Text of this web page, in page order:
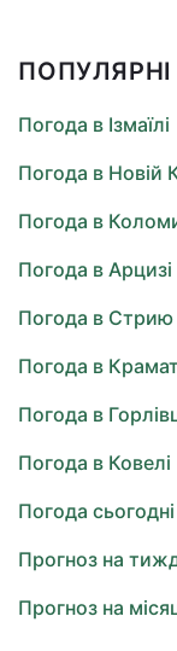
Погода в Ізмаїлі
Погода в Новій
Погода в
Погода в Арцизі
Погода в Стрию
Погода в
Погода в
Погода в Ковелі
Погода сьогодні
Прогноз на
Прогноз на